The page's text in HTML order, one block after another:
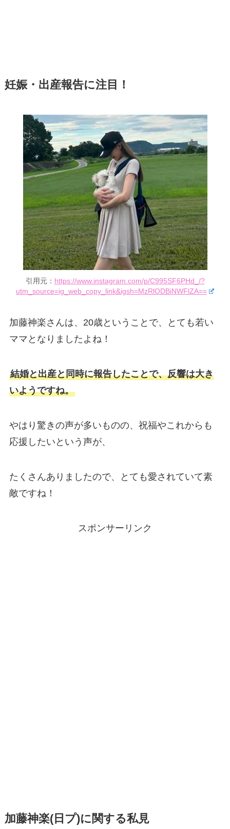
妊娠・出産報告に注目！
引用元： https://www.instagram.com/p/C995SF6PHd_/?
utm_source=ig_web_copy_link&igsh=MzRlODBiNWFlZA==
加藤神楽さんは、20歳ということで、とても若い
ママとなりましたよね！
結婚と出産と同時に報告したことで、反響は大き
いようですね。
やはり驚きの声が多いものの、祝福やこれからも
応援したいという声が、
たくさんありましたので、とても愛されていて素
敵ですね！
スポンサーリンク
加藤神楽(日プ)に関する私見